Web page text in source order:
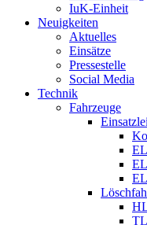
IuK-Einheit
Neuigkeiten
Aktuelles
Einsätze
Pressestelle
Social Media
Technik
Fahrzeuge